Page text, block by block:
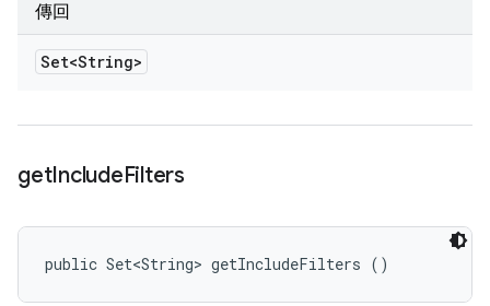
傳回
Set<String>
getIncludeFilters
public Set<String> getIncludeFilters ()